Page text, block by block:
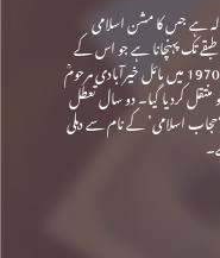
ہے جس کا مشن اسلامی
تک پہنچانا ہے جو اس کے
نصف کی نمائندہ ہے۔ حجاب کی داغ بیل رام پور میں 1970 میں مائل خیرآبادی مرحومؒ
صاحبؒ کو منتقل کردیا گیا۔ دو سال تعطل
نقشِ ثالث ‘حجاب اسلامی’ کے نام سے دہلی